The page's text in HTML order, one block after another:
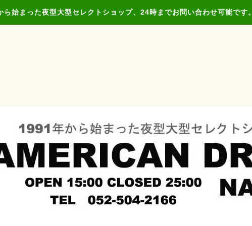
ら始まった夜型大型セレクトショップ、24時までお問い合わせ可能です。